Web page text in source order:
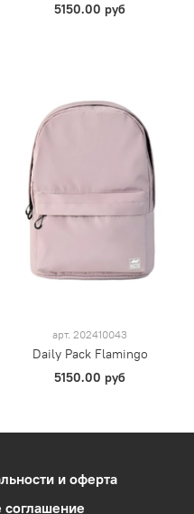
5150.00 руб
арт. 202410043
Daily Pack Flamingo
5150.00 руб
и оферта
соглашение